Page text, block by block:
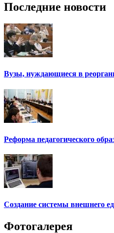
Последние новости
Вузы, нуждающиеся в
Реформа педагогического
Создание системы внешнего
Фотогалерея